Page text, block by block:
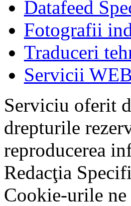
Datafeed
Fotografii
Traduceri
Servicii WEB
Serviciu oferit
drepturile
reproducerea
Redacţia
Cookie-urile